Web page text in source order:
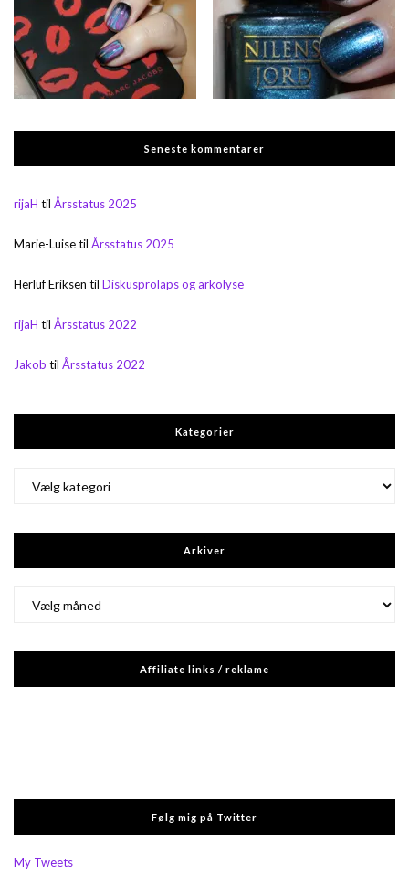
Seneste kommentarer
rijaH til Årsstatus 2025
Marie-Luisetil Årsstatus 2025
Herluf Eriksen til Diskusprolaps og arkolyse
rijaH til Årsstatus 2022
Jakob til Årsstatus 2022
Kategorier
Arkiver
Affiliate links / reklame
Følg mig på Twitter
My Tweets